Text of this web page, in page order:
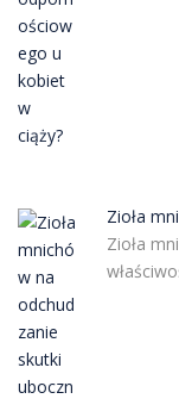
Zioła
Zioła